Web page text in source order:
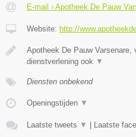
E-mail › Apotheek De Pauw
Website: http://
Apotheek De Pauw
dienstverlening ook ▼
Diensten onbekend
Openingstijden ▼
Laatste tweets ▼ Laatste